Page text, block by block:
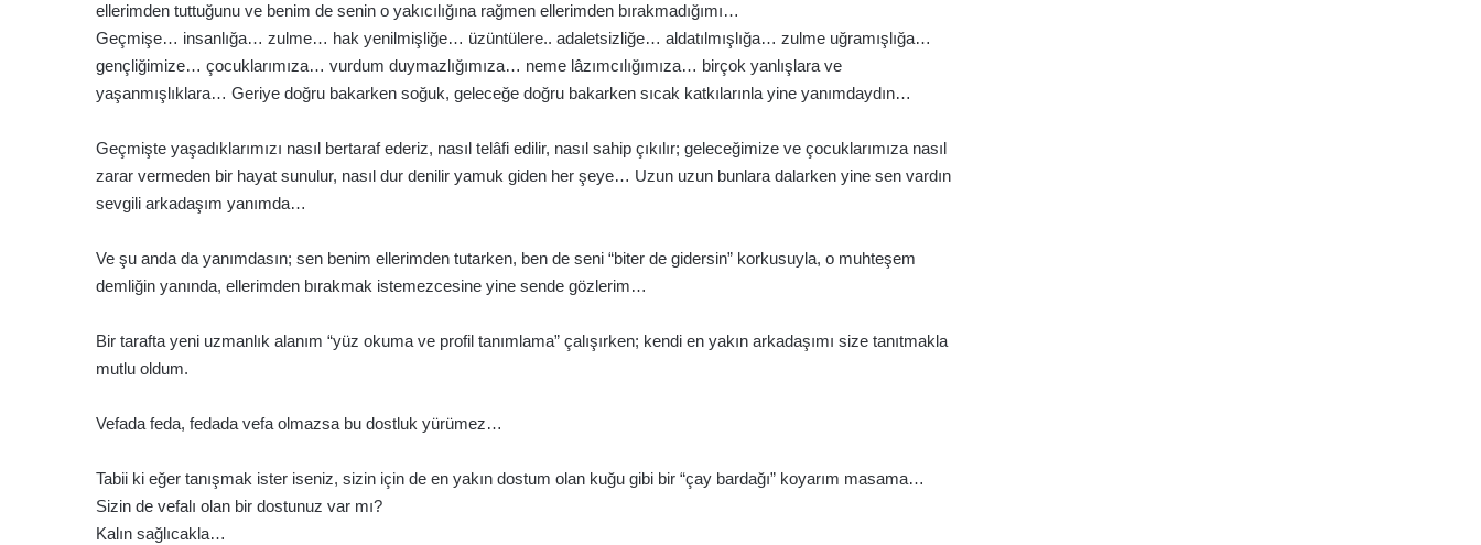
ellerimden tuttuğunu ve benim de senin o yakıcılığına rağmen ellerimden bırakmadığımı…
Geçmişe… insanlığa… zulme… hak yenilmişliğe… üzüntülere.. adaletsizliğe… aldatılmışlığa… zulme uğramışlığa…
gençliğimize… çocuklarımıza… vurdum duymazlığımıza… neme lâzımcılığımıza… birçok yanlışlara ve
yaşanmışlıklara… Geriye doğru bakarken soğuk, geleceğe doğru bakarken sıcak katkılarınla yine yanımdaydın…
Geçmişte yaşadıklarımızı nasıl bertaraf ederiz, nasıl telâfi edilir, nasıl sahip çıkılır; geleceğimize ve çocuklarımıza nasıl
zarar vermeden bir hayat sunulur, nasıl dur denilir yamuk giden her şeye… Uzun uzun bunlara dalarken yine sen vardın
sevgili arkadaşım yanımda…
Ve şu anda da yanımdasın; sen benim ellerimden tutarken, ben de seni “biter de gidersin” korkusuyla, o muhteşem
demliğin yanında, ellerimden bırakmak istemezcesine yine sende gözlerim…
Bir tarafta yeni uzmanlık alanım “yüz okuma ve profil tanımlama” çalışırken; kendi en yakın arkadaşımı size tanıtmakla
mutlu oldum.
Vefada feda, fedada vefa olmazsa bu dostluk yürümez…
Tabii ki eğer tanışmak ister iseniz, sizin için de en yakın dostum olan kuğu gibi bir “çay bardağı” koyarım masama…
Sizin de vefalı olan bir dostunuz var mı?
Kalın sağlıcakla…